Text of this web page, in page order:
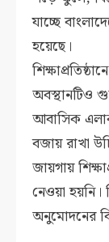
যাচ্ছে
হয়েছে।
অবস্থানটিও
আবাসিক
বজায় রাখা
জায়গায়
নেওয়া হয়নি।
অনুমোদনের